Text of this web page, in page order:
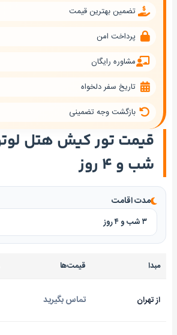
شب و ۴ روز
مدت اقامت
مبدا قیمت‌ها
از تهران تماس بگیرید
تضمین بهترین قیمت
پرداخت امن
مشاوره رایگان
تاریخ سفر دلخواه
بازگشت وجه تضمینی